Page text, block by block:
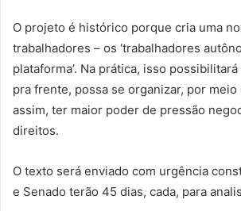
O projeto é histórico porque cria uma
trabalhadores – os ‘trabalhadores
plataforma’. Na prática, isso
pra frente, possa se organizar, por
assim, ter maior poder de pressão
direitos.
O texto será enviado com urgência
e Senado terão 45 dias, cada, para